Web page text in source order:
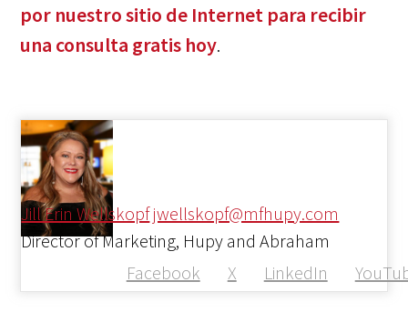
por nuestro sitio de Internet para recibir
una consulta gratis hoy.
Jill Erin Wellskopfjwellskopf@mfhupy.com
Facebook X LinkedIn
Director of Marketing, Hupy and Abraham